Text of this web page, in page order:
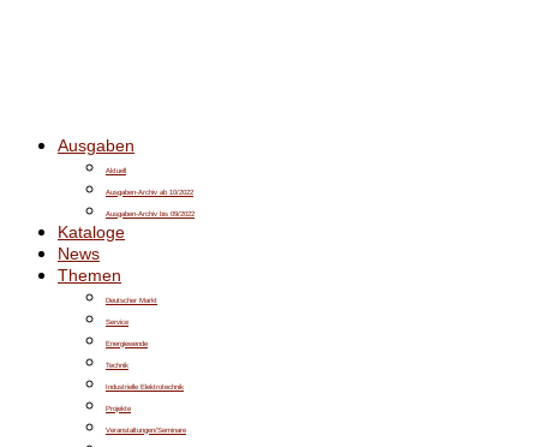
Ausgaben
Aktuell
Ausgaben-Archiv ab 10/2022
Ausgaben-Archiv bis 09/2022
Kataloge
News
Themen
Deutscher Markt
Service
Energiewende
Technik
Industrielle Elektrotechnik
Projekte
Veranstaltungen/Seminare